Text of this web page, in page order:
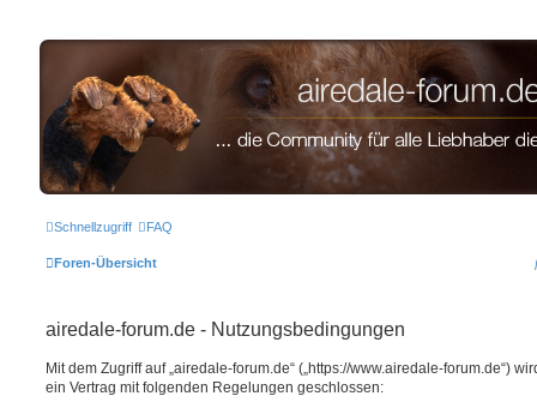
airedale-forum.de
Schnellzugriff FAQ
Foren-Übersicht
airedale-forum.de - Nutzungsbedingungen
Mit dem Zugriff auf „airedale-forum.de“ („https://www.airedale-forum.de“)
ein Vertrag mit folgenden Regelungen geschlossen: